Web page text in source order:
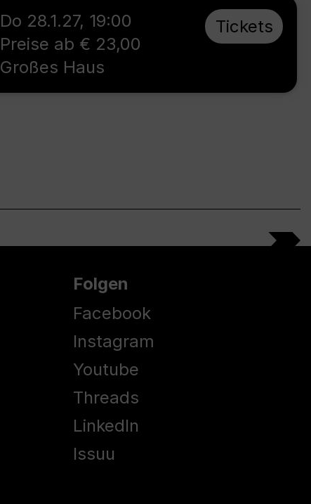
Do 28.1.27, 19:00
Preise ab € 23,00
Großes Haus
Tickets
Folgen
Facebook
Instagram
Youtube
Threads
LinkedIn
Issuu